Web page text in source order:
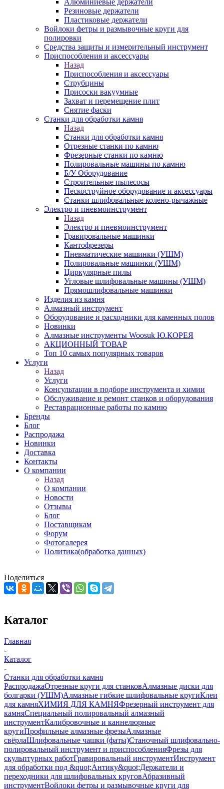
Алюминиевые держатели
Резиновые держатели
Пластиковые держатели
Войлоки фетры и размывочные круги для
полировки
Средства защиты и измерительный инструмент
Приспособления и аксессуары
Назад
Приспособления и аксессуары
Струбцины
Присоски вакуумные
Захват и перемещение плит
Снятие фаски
Станки для обработки камня
Назад
Станки для обработки камня
Отрезные станки по камню
Фрезерные станки по камню
Полировальные машины по камню
Б/У Оборудование
Строительные пылесосы
Пескоструйное оборудование и аксессуары
Станки шлифовальные колено-рычажные
Электро и пневмоинструмент
Назад
Электро и пневмоинструмент
Гравировальные машинки
Кантофрезеры
Пневматические машинки (УШМ)
Полировальные машинки (УШМ)
Циркулярные пилы
Угловые шлифовальные машины (УШМ)
Прямошлифовальные машинки
Изделия из камня
Алмазный инструмент
Оборудование и расходники для каменных полов
Новинки
Алмазные инструменты Woosuk Ю.КОРЕЯ
АКЦИОННЫЙ ТОВАР
Топ 10 самых популярных товаров
Услуги
Назад
Услуги
Консультации в подборе инструмента и химии
Обслуживание и ремонт станков и оборудования
Реставрационные работы по камню
Бренды
Блог
Распродажа
Новинки
Доставка
Контакты
О компании
Назад
О компании
Новости
Отзывы
Блог
Поставщикам
Форум
Фотогалерея
Политика(обработка данных)
Поделиться
Каталог
Главная
-
Каталог
-
Станки для обработки камня
РаспродажаОтрезные круги для станковАлмазные диски для
болгарки (УШМ)Алмазные гибкие шлифовальные кругиКлеи
для камняХИМИЯ ДЛЯ КАМНЯФрезерный инструмент для
камняСпециальный полировальный алмазный
инструментКалибровочные и каннелюрные
кругиПрофильные алмазные фрезыАлмазные
свёрлаШлифовальные чашки (фаты)Станочный шлифовально-
полировальный инструмент и приспособленияФрезы для
скульптурных работГравировальный инструментИнструмент
для обработки под &quot;Антику&quot;Держатели и
переходники для шлифовальных круговАбразивный
инструментВойлоки фетры и размывочные круги для